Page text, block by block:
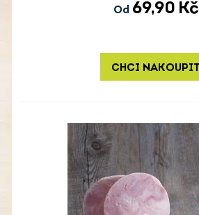
Od 69,90 Kč
CHCI NAKOUPIT